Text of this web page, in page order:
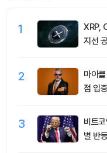
1
XRP,
지선
2
마이
점 입
3
비트
별 반등